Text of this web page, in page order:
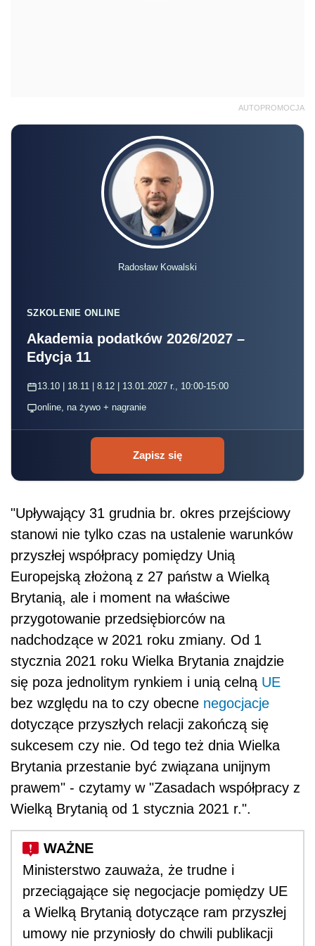
AUTOPROMOCJA
Radosław Kowalski
SZKOLENIE ONLINE
Akademia podatków 2026/2027 –
Edycja 11
13.10 | 18.11 | 8.12 | 13.01.2027 r., 10:00-15:00
online, na żywo + nagranie
Zapisz się
"Upływający 31 grudnia br. okres przejściowy
stanowi nie tylko czas na ustalenie warunków
przyszłej współpracy pomiędzy Unią
Europejską złożoną z 27 państw a Wielką
Brytanią, ale i moment na właściwe
przygotowanie przedsiębiorców na
nadchodzące w 2021 roku zmiany. Od 1
stycznia 2021 roku Wielka Brytania znajdzie
się poza jednolitym rynkiem i unią celną UE
bez względu na to czy obecne negocjacje
dotyczące przyszłych relacji zakończą się
sukcesem czy nie. Od tego też dnia Wielka
Brytania przestanie być związana unijnym
prawem" - czytamy w "Zasadach współpracy z
Wielką Brytanią od 1 stycznia 2021 r.".
Ministerstwo zauważa, że trudne i
przeciągające się negocjacje pomiędzy UE
a Wielką Brytanią dotyczące ram przyszłej
umowy nie przyniosły do chwili publikacji